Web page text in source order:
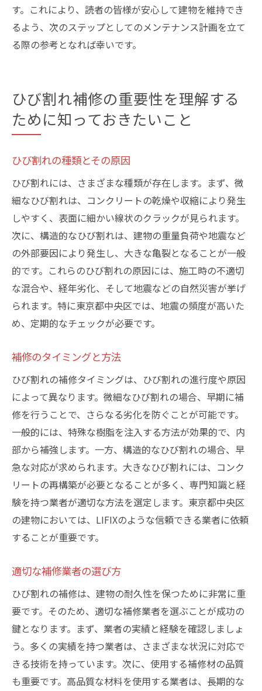
す。これにより、読者の皆様が安心して建物を維持でき
るよう、次のステップとしてのメンテナンス計画を立て
る際の参考となれば幸いです。
ひび割れ補修の重要性を理解する
ために知っておきたいこと
ひび割れの種類とその原因
ひび割れには、さまざまな種類が存在します。まず、微
細なひび割れは、コンクリートの乾燥や収縮により発生
しやすく、表面に細かい線状のクラックが見られます。
次に、構造的なひび割れは、建物の重量負荷や地震など
の外部要因により発生し、大きな亀裂となることが一般
的です。これらのひび割れの原因には、施工時の不適切
な混合や、経年劣化、そして地震などの自然災害が挙げ
られます。特に東京都中央区では、地震の頻度が高いた
め、定期的なチェックが必要です。
補修のタイミングと方法
ひび割れの補修タイミングは、ひび割れの進行度や原因
によって異なります。微細なひび割れの場合、早期に補
修を行うことで、さらなる劣化を防ぐことが可能です。
一般的には、特殊な樹脂を注入する方法が効果的で、内
部から補強します。一方、構造的なひび割れの場合、早
急な対応が求められます。大きなひび割れには、コンク
リートの再構築が必要となることが多く、専門知識と経
験を持つ業者が適切な方法を選定します。東京都中央区
の建物においては、LIFIXのような信頼できる業者に依頼
することが重要です。
適切な補修業者の選び方
ひび割れの補修は、建物の耐久性を保つために非常に重
要です。そのため、適切な補修業者を選ぶことが成功の
鍵となります。まず、業者の実績と経験を確認しましょ
う。多くの実績を持つ業者は、さまざまな状況に対応で
きる技術を持っています。次に、使用する補修材の品質
も重要です。高品質な材料を使用する業者は、長期的な